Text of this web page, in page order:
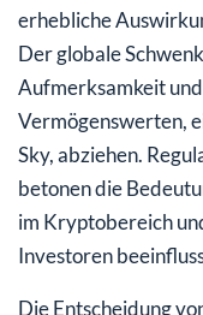
erhebliche
Der globale
Aufmerksamkeit
Vermögenswerten,
Sky, abziehen.
betonen die
im Kryptobereich
Investoren
Die Entscheidung